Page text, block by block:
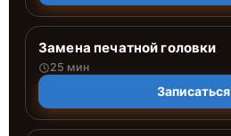
Замена печатной головки
25 мин
Записаться